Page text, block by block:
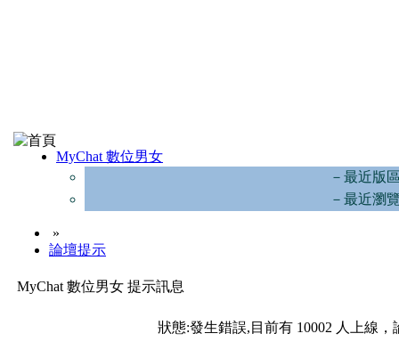
MyChat 數位男女
－最近版
－最近瀏
»
論壇提示
MyChat 數位男女 提示訊息
狀態:發生錯誤,目前有 10002 人上線